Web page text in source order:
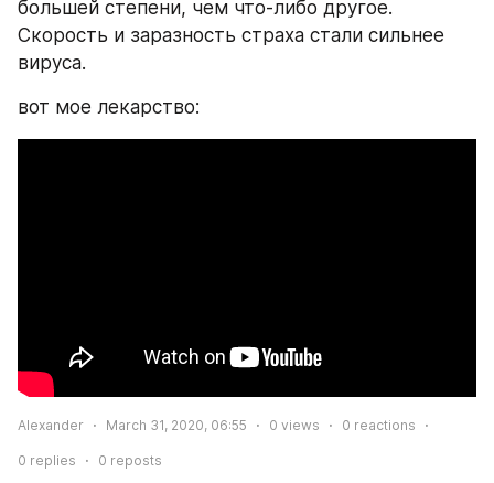
большей степени, чем что-либо другое.
Скорость и заразность страха стали сильнее
вируса.
вот мое лекарство:
Alexander March 31, 2020, 06:55 0 views 0 reactions
0 replies 0 reposts